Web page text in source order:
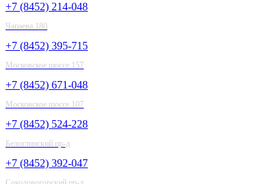
+7 (8452) 214-048
Чапаева 180
+7 (8452) 395-715
Московское шоссе 157
+7 (8452) 671-048
Московское шоссе 107
+7 (8452) 524-228
Белоглинский пр-д
+7 (8452) 392-047